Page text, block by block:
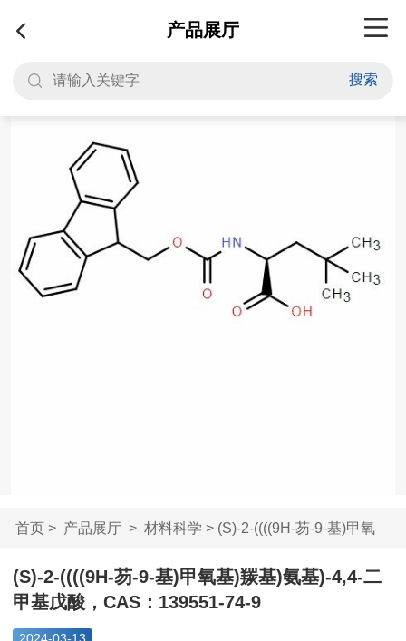
产品展厅
搜索
首页> 产品展厅> 材料科学 > (S)-2-((((9H-芴-9-基)甲氧
基)...
(S)-2-((((9H-芴-9-基)甲氧基)羰基)氨基)-4,4-二
甲基戊酸，CAS：139551-74-9